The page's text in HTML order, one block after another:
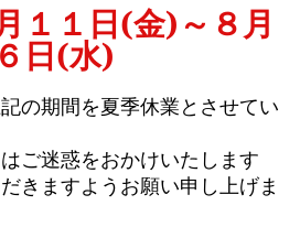
１日(金)～８月
日(水)
の期間を夏季休業とさせてい
ご迷惑をおかけいたします
きますようお願い申し上げま